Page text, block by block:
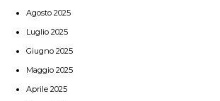
Agosto 2025
Luglio 2025
Giugno 2025
Maggio 2025
Aprile 2025